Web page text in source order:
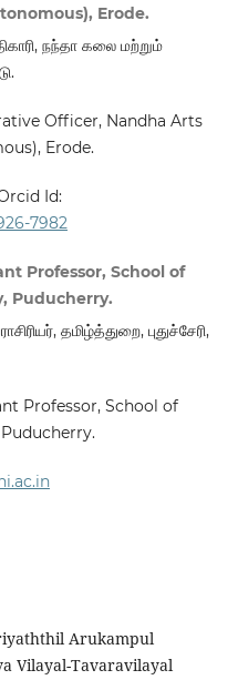
Erode.
நந்தா கலை மற்றும்
Officer, Nandha Arts
Erode.
Id:
7982
Professor, School of
Puducherry.
தமிழ்த்துறை, புதுச்சேரி,
Professor, School of
Arukampul
Vilayal-Tavaravilayal